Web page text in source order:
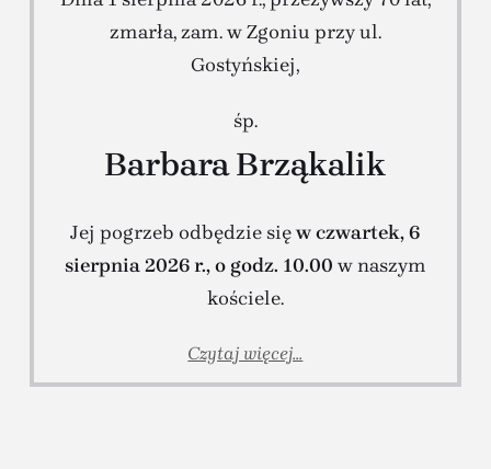
zmarła, zam. w Zgoniu przy ul.
Gostyńskiej,
śp.
Barbara Brząkalik
Jej pogrzeb odbędzie sięw czwartek, 6
sierpnia 2026 r., o godz. 10.00 w naszym
kościele.
Czytaj więcej...